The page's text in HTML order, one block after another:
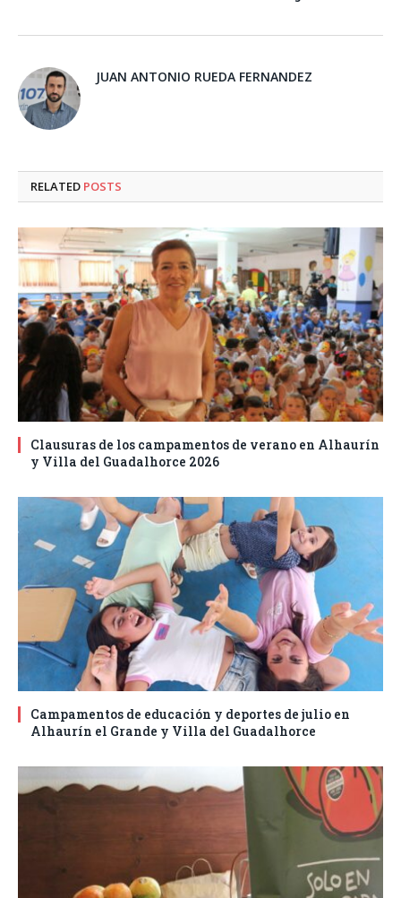
JUAN ANTONIO RUEDA FERNANDEZ
RELATED POSTS
Clausuras de los campamentos de verano en Alhaurín
y Villa del Guadalhorce 2026
Campamentos de educación y deportes de julio en
Alhaurín el Grande y Villa del Guadalhorce